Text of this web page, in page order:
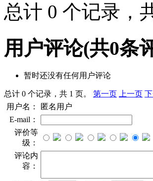
总计 0 个记录，
用户评论(共0条
暂时还没有任何用户评论
总计 0 个记录，共 1 页。 第一页 上一页
用户名：
匿名用户
E-mail：
评价等
级：
评论内
容：